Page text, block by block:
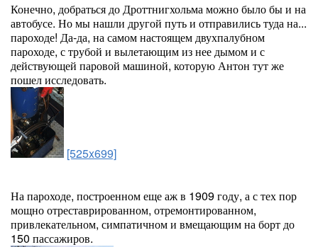
Конечно, добраться до Дроттнигхольма можно было бы и на
автобусе. Но мы нашли другой путь и отправились туда на...
пароходе! Да-да, на самом настоящем двухпалубном
пароходе, с трубой и вылетающим из нее дымом и с
действующей паровой машиной, которую Антон тут же
пошел исследовать.
[525x699]
На пароходе, построенном еще аж в 1909 году, а с тех пор
мощно отреставрированном, отремонтированном,
привлекательном, симпатичном и вмещающим на борт до
150 пассажиров.